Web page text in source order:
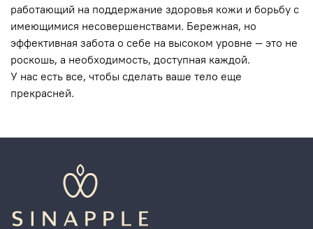
работающий на поддержание здоровья кожи и борьбу с
имеющимися несовершенствами. Бережная, но
эффективная забота о себе на высоком уровне — это не
роскошь, а необходимость, доступная каждой.
У нас есть все, чтобы сделать ваше тело еще
прекрасней.